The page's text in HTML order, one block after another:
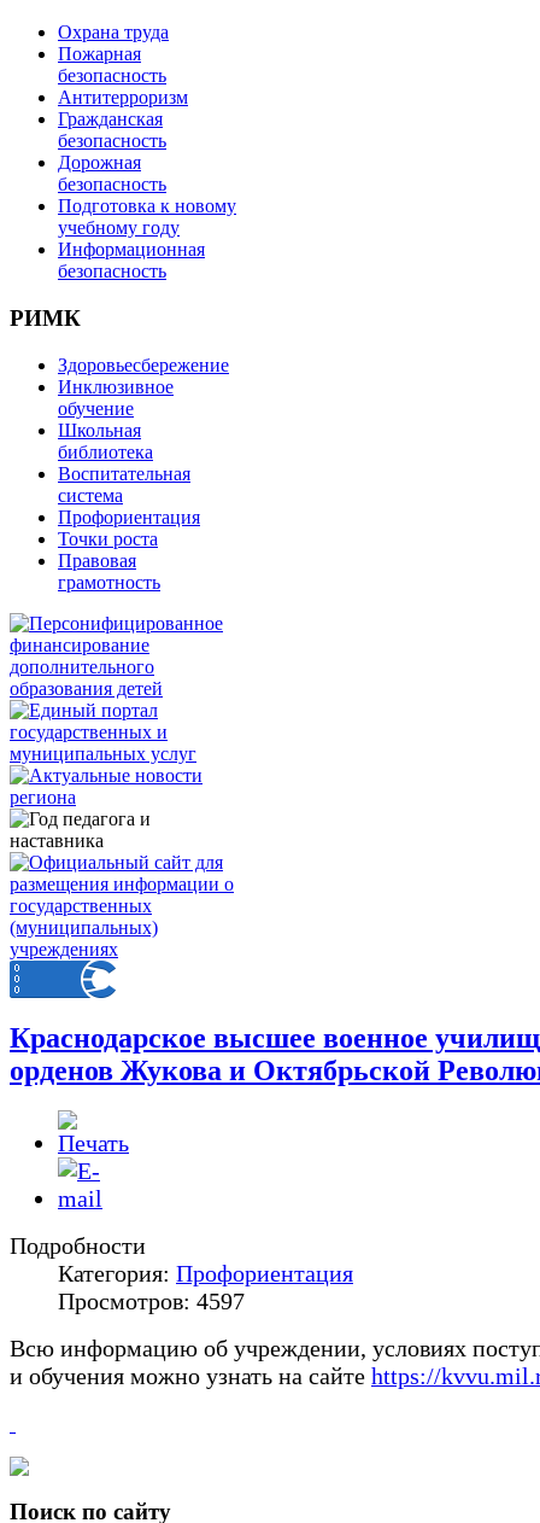
Охрана труда
Пожарная
безопасность
Антитерроризм
Гражданская
безопасность
Дорожная
безопасность
Подготовка к новому
учебному году
Информационная
безопасность
РИМК
Здоровьесбережение
Инклюзивное
обучение
Школьная
библиотека
Воспитательная
система
Профориентация
Точки роста
Правовая
грамотность
Краснодарское высшее военное
орденов Жукова и Октябрьской
Подробности
Категория: Профориентация
Просмотров: 4597
Всю информацию об учреждении, условиях
и обучения можно узнать на сайте https://
Поиск по сайту